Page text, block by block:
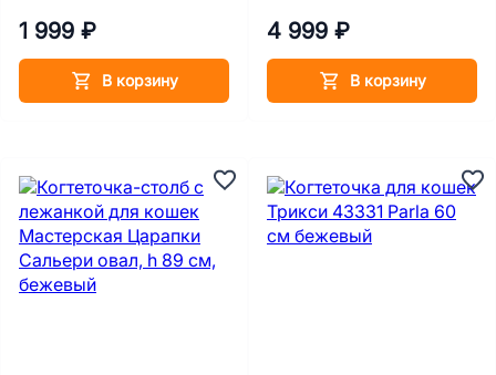
1 999 ₽
В корзину
4 999 ₽
В корзину